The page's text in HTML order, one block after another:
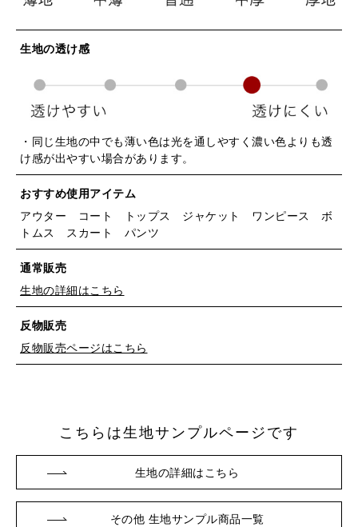
生地の透け感
・同じ生地の中でも薄い色は光を通しやすく濃い色よりも透
け感が出やすい場合があります。
おすすめ使用アイテム
アウター コート トップス ジャケット ワンピース ボ
トムス スカート パンツ
通常販売
生地の詳細はこちら
反物販売
反物販売ページはこちら
※詳しくはこちら
こちらは生地サンプルページです
生地の詳細はこちら
その他 生地サンプル商品一覧